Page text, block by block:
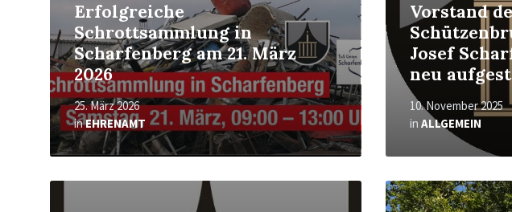
Erfolgreiche
Schrottsammlung in
Scharfenberg am 21. März
2026
25. März 2026
inEHRENAMT
Vorstand
Josef
neu
10. November 2025
in ALLGEMEIN
Mehr
Mehr
erfahren